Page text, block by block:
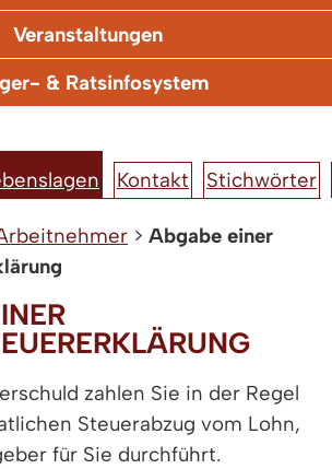
Veranstaltungen
& Ratsinfosystem
Kontakt Stichwörter
> Abgabe einer
zahlen Sie in der Regel
Steuerabzug vom Lohn,
für Sie durchführt.